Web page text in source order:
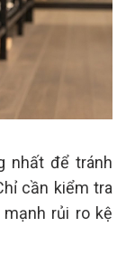
nhất để tránh
cần kiểm tra
rủi ro kệ